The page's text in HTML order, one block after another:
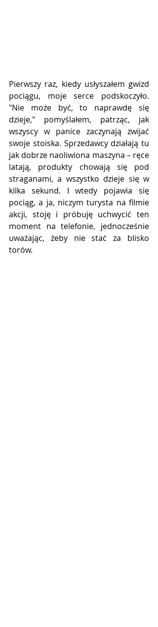
Pierwszy raz, kiedy usłyszałem gwizd
pociągu, moje serce podskoczyło.
"Nie może być, to naprawdę się
dzieje," pomyślałem, patrząc, jak
wszyscy w panice zaczynają zwijać
swoje stoiska. Sprzedawcy działają tu
jak dobrze naoliwiona maszyna – ręce
latają, produkty chowają się pod
straganami, a wszystko dzieje się w
kilka sekund. I wtedy pojawia się
pociąg, a ja, niczym turysta na filmie
akcji, stoję i próbuję uchwycić ten
moment na telefonie, jednocześnie
uważając, żeby nie stać za blisko
torów.